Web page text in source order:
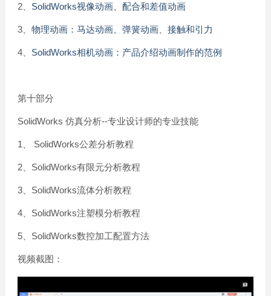
2、 SolidWorks视像动画、配合和差值动画
3、 物理动画：马达动画、弹簧动画、 接触和引力
4、 SolidWorks相机动画：产品介绍动画制作的范例
第十部分
SolidWorks 仿真分析--专业设计师的专业技能
1、 SolidWorks公差分析教程
2、SolidWorks有限元分析教程
3、SolidWorks流体分析教程
4、SolidWorks注塑模分析教程
5、SolidWorks数控加工配置方法
视频截图：